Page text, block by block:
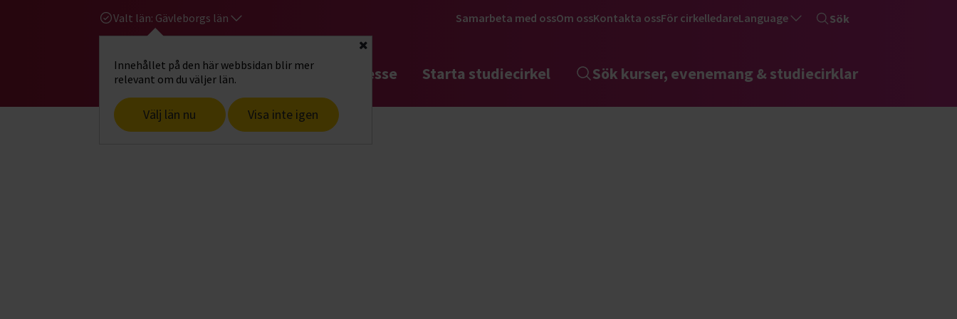
Valt län: Gävleborgs län
Innehållet på den här webbsidan blir mer
relevant om du väljer län.
Välj län nu Visa inte igen
Stäng
Samarbeta med ossOm ossKontakta ossFör cirkelledareLanguage Sök
Gå till studiefrämjandets startsidaHitta intresse Starta studiecirkel Sök kurser, evenemang & studiecirklar